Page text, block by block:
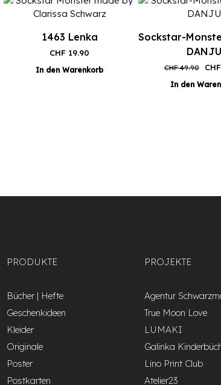
1463 Lenka
CHF 19.90
In den Warenkorb
Sockstar-
DANJU
CHF49.90
war:
CHF
In den
PRODUKTE
Bücher | Hefte
Geschenkideen
Kleider
Originale
Poster
Postkarten
PROJEKTE
Agentur
True Moon Love
LUMAKI
Galinka
Lino Print Club
Atelier23